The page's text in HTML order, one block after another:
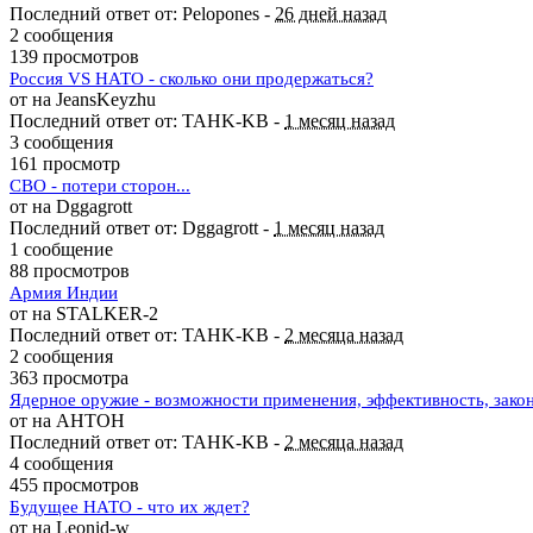
Последний ответ от: Pelopones - 26 дней назад
2 сообщения
139 просмотров
Россия VS НАТО - сколько они продержаться?
от на JeansKeyzhu
Последний ответ от: TAHK-KB - 1 месяц назад
3 сообщения
161 просмотр
СВО - потери сторон...
от на Dggagrott
Последний ответ от: Dggagrott - 1 месяц назад
1 сообщение
88 просмотров
Армия Индии
от на STALKER-2
Последний ответ от: TAHK-KB - 2 месяца назад
2 сообщения
363 просмотра
Ядерное оружие - возможности применения, эффективность,
от на AHTOH
Последний ответ от: TAHK-KB - 2 месяца назад
4 сообщения
455 просмотров
Будущее НАТО - что их ждет?
от на Leonid-w